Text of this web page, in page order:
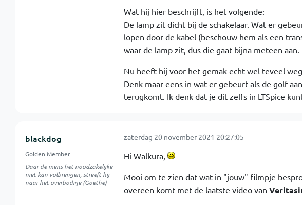
Wat hij hier beschrijft, is het volgende:
De lamp zit dicht bij de schakelaar. Wat er
lopen door de kabel (beschouw hem als een
waar de lamp zit, dus die gaat bijna meteen aan.
Nu heeft hij voor het gemak echt wel teveel
Denk maar eens in wat er gebeurt als de golf
terugkomt. Ik denk dat je dit zelfs in LTSpice
blackdog
Golden Member
Daar de mens het noodzakelijke
niet kan volbrengen, streeft hij
naar het overbodige (Goethe)
zaterdag 20 november 2021 20:27:05
Hi Walkura,
Mooi om te zien dat wat in "jouw" filmpje
overeen komt met de laatste video van